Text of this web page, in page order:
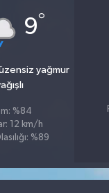
9°
yağmur
%84
12 km/h
%89